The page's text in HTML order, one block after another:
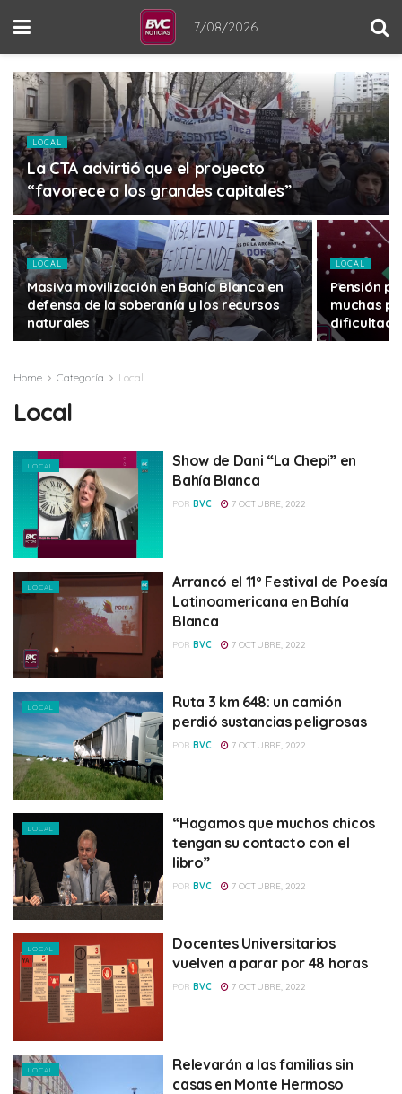
7/08/2026
LOCAL
La CTA advirtió que el proyecto
“favorece a los grandes capitales”
LOCAL
Masiva movilización en Bahía Blanca en
defensa de la soberanía y los recursos
naturales
LOCAL
Pensión
muchas
Home Categoría Local
Local
LOCAL
Show de Dani “La Chepi” en
Bahía Blanca
POR BVC 7 OCTUBRE, 2022
LOCAL
Arrancó el 11º Festival de Poesía
Latinoamericana en Bahía
Blanca
POR BVC 7 OCTUBRE, 2022
LOCAL
Ruta 3 km 648: un camión
perdió sustancias peligrosas
POR BVC 7 OCTUBRE, 2022
LOCAL
“Hagamos que muchos chicos
tengan su contacto con el
libro”
POR BVC 7 OCTUBRE, 2022
LOCAL
Docentes Universitarios
vuelven a parar por 48 horas
POR BVC 7 OCTUBRE, 2022
LOCAL
Relevarán a las familias sin
casas en Monte Hermoso